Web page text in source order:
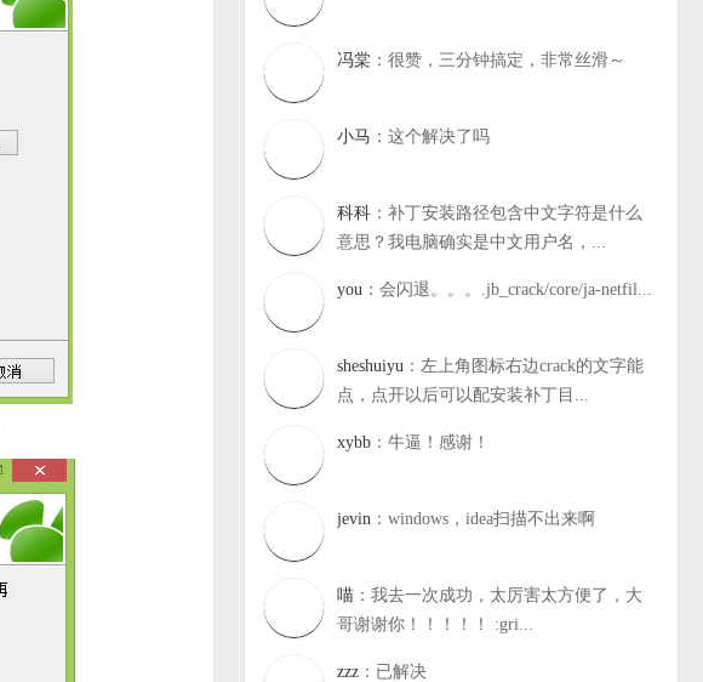
冯棠 ：很赞，三分钟搞定，非常丝滑～
小马 ：这个解决了吗
科科 ：补丁安装路径包含中文字符是什么
意思？我电脑确实是中文用户名，...
you ：会闪退。。。.jb_crack/core/ja-netfil...
sheshuiyu ：左上角图标右边crack的文字能
点，点开以后可以配安装补丁目...
xybb ：牛逼！感谢！
jevin ：windows，idea扫描不出来啊
喵 ：我去一次成功，太厉害太方便了，大
哥谢谢你！！！！！ :gri...
zzz ：已解决